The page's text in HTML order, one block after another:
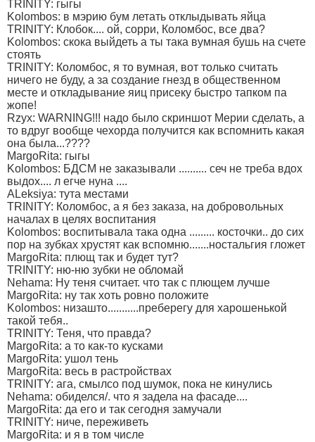
TRINITY: гыгы
Kolombos: в мэрию бум летать отклыдывать яйца
TRINITY: Клобок.... ой, сорри, Коломбос, все два?
Kolombos: скока выйдеть а ты така вумная бушь на счете
стоять
TRINITY: Коломбос, я то вумная, вот только считать
ничего не буду, а за создание гнезд в общественном
месте и откладывание яиц присеку быстро тапком па
жопе!
Rzyx: WARNING!!! надо было скриншот Мерии сделать, а
то вдруг вообще чехорда получится как вспомнить какая
она была...????
MargoRita: гыгы
Kolombos: БДСМ не заказывали .......... сеч не треба вдох
выдох.... л егче нуна ....
ALeksiya: тута местами
TRINITY: Коломбос, а я без заказа, на добровольных
началах в целях воспитания
Kolombos: воспитывала така одна ......... косточки.. до сих
пор на зубках хрустят как вспомню.......ностальгия гложет
MargoRita: плющ так и будет тут?
TRINITY: ню-ню зубки не обломай
Nehama: Ну теня считает. что так с плющем лучше
MargoRita: ну так хоть ровно положите
Kolombos: низашто...........преберегу для харошенькой
такой тебя..
TRINITY: Теня, что правда?
MargoRita: а то как-то кусками
MargoRita: ушол тень
MargoRita: весь в растройствах
TRINITY: ага, смылсо под шумок, пока не кинулись
Nehama: обиделся/. что я задела на фасаде....
MargoRita: да его и так сегодня замучали
TRINITY: ниче, переживеть
MargoRita: и я в том числе